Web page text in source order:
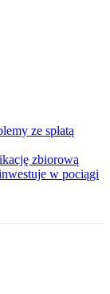
ze spłatą
zbiorową
w pociągi